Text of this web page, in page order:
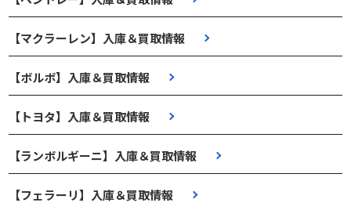
【マクラーレン】入庫＆買取情報
【ボルボ】入庫＆買取情報
【トヨタ】入庫＆買取情報
【ランボルギーニ】入庫＆買取情報
【フェラーリ】入庫＆買取情報